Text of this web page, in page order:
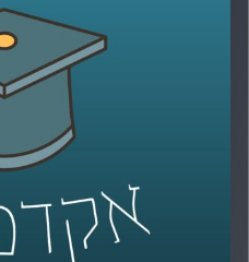
דולר במונדיאל שנערך על
פריז סן ז’רמן, חתמה על חוזי
פרסומים, גם טיפחה קשרים
באפריקה, באירופה ובמזרח
אבל הכסף הוא לא המטרה. הוא
עוצמה: תדמית, גישה והשפעה
ובמרכז האסטרטגיה הזו עומד
ערוץ חדשות שצמח מקטאר,